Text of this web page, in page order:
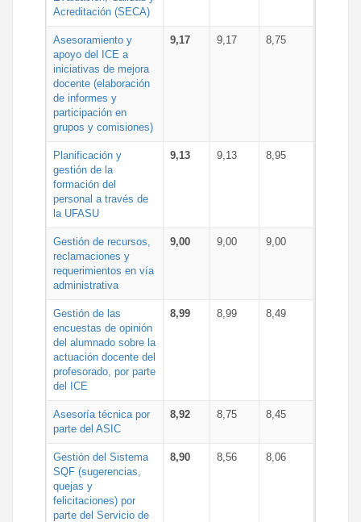
Acreditación (SECA)
Asesoramiento y
apoyo del ICE a
iniciativas de mejora
docente (elaboración
de informes y
participación en
grupos y comisiones)
9,17 9,17 8,75
Planificación y
gestión de la
formación del
personal a través de
la UFASU
9,13 9,13 8,95
Gestión de recursos,
reclamaciones y
requerimientos en vía
administrativa
9,00 9,00 9,00
Gestión de las
encuestas de opinión
del alumnado sobre la
actuación docente del
profesorado, por parte
del ICE
8,99 8,99 8,49
Asesoría técnica por
parte del ASIC
8,92 8,75 8,45
Gestión del Sistema
SQF (sugerencias,
quejas y
felicitaciones) por
parte del Servicio de
8,90 8,56 8,06